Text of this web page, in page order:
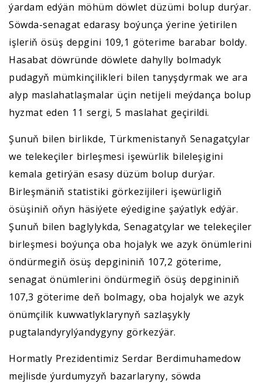
ýardam edýän möhüm döwlet düzümi bolup durýar.
Söwda-senagat edarasy boýunça ýerine ýetirilen
işleriň ösüş depgini 109,1 göterime barabar boldy.
Hasabat döwründe döwlete dahylly bolmadyk
pudagyň mümkinçilikleri bilen tanyşdyrmak we ara
alyp maslahatlaşmalar üçin netijeli meýdança bolup
hyzmat eden 11 sergi, 5 maslahat geçirildi.
Şunuň bilen birlikde, Türkmenistanyň Senagatçylar
we telekeçiler birleşmesi işewürlik bileleşigini
kemala getirýän esasy düzüm bolup durýar.
Birleşmäniň statistiki görkezijileri işewürligiň
ösüşiniň oňyn häsiýete eýedigine şaýatlyk edýär.
Şunuň bilen baglylykda, Senagatçylar we telekeçiler
birleşmesi boýunça oba hojalyk we azyk önümlerini
öndürmegiň ösüş depgininiň 107,2 göterime,
senagat önümlerini öndürmegiň ösüş depgininiň
107,3 göterime deň bolmagy, oba hojalyk we azyk
önümçilik kuwwatlyklarynyň sazlaşykly
pugtalandyrylýandygyny görkezýär.
Hormatly Prezidentimiz Serdar Berdimuhamedow
mejlisde ýurdumyzyň bazarlaryny, söwda